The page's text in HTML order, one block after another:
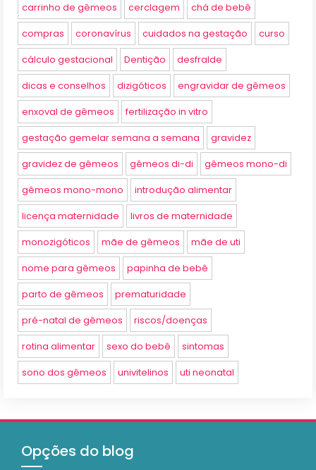
carrinho de gêmeos cerclagem chá de bebê
compras coronavírus cuidados na gestação curso
cálculo gestacional Dentição desfralde
dicas e conselhos dizigóticos engravidar de gêmeos
enxoval de gêmeos fertilização in vitro
gestação gemelar semana a semana gravidez
gravidez de gêmeos gêmeos di-di gêmeos mono-di
gêmeos mono-mono introdução alimentar
licença maternidade livros de maternidade
monozigóticos mãe de gêmeos mãe de uti
nome para gêmeos papinha de bebê
parto de gêmeos prematuridade
pré-natal de gêmeos riscos/doenças
rotina alimentar sexo do bebê sintomas
sono dos gêmeos univitelinos uti neonatal
Opções do blog